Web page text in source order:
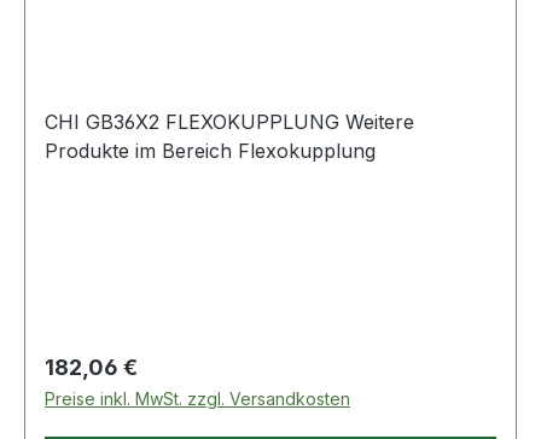
CHI GB36X2 FLEXOKUPPLUNG Weitere
Produkte im Bereich Flexokupplung
Regulärer Preis:
182,06 €
Preise inkl. MwSt. zzgl. Versandkosten